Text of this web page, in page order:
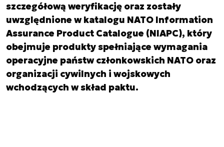
szczegółową weryfikację oraz zostały
uwzględnione w katalogu NATO Information
Assurance Product Catalogue (NIAPC), który
obejmuje produkty spełniające wymagania
operacyjne państw członkowskich NATO oraz
organizacji cywilnych i wojskowych
wchodzących w skład paktu.